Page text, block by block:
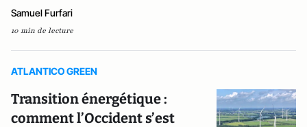
Samuel Furfari
10 min de lecture
ATLANTICO GREEN
Transition énergétique :
comment l’Occident s’est